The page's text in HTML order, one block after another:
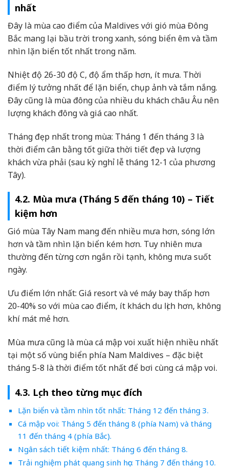
nhất
Đây là mùa cao điểm của Maldives với gió mùa Đông
Bắc mang lại bầu trời trong xanh, sóng biển êm và tầm
nhìn lặn biển tốt nhất trong năm.
Nhiệt độ 26-30 độ C, độ ẩm thấp hơn, ít mưa. Thời
điểm lý tưởng nhất để lặn biển, chụp ảnh và tắm nắng.
Đây cũng là mùa đông của nhiều du khách châu Âu nên
lượng khách đông và giá cao nhất.
Tháng đẹp nhất trong mùa: Tháng 1 đến tháng 3 là
thời điểm cân bằng tốt giữa thời tiết đẹp và lượng
khách vừa phải (sau kỳ nghỉ lễ tháng 12-1 của phương
Tây).
4.2. Mùa mưa (Tháng 5 đến tháng 10) – Tiết
kiệm hơn
Gió mùa Tây Nam mang đến nhiều mưa hơn, sóng lớn
hơn và tầm nhìn lặn biển kém hơn. Tuy nhiên mưa
thường đến từng cơn ngắn rồi tạnh, không mưa suốt
ngày.
Ưu điểm lớn nhất: Giá resort và vé máy bay thấp hơn
20-40% so với mùa cao điểm, ít khách du lịch hơn, không
khí mát mẻ hơn.
Mùa mưa cũng là mùa cá mập voi xuất hiện nhiều nhất
tại một số vùng biển phía Nam Maldives – đặc biệt
tháng 5-8 là thời điểm tốt nhất để bơi cùng cá mập voi.
4.3. Lịch theo từng mục đích
Lặn biển và tầm nhìn tốt nhất: Tháng 12 đến tháng 3.
Cá mập voi: Tháng 5 đến tháng 8 (phía Nam) và tháng
11 đến tháng 4 (phía Bắc).
Ngân sách tiết kiệm nhất: Tháng 6 đến tháng 8.
Trải nghiệm phát quang sinh học: Tháng 7 đến tháng 10.